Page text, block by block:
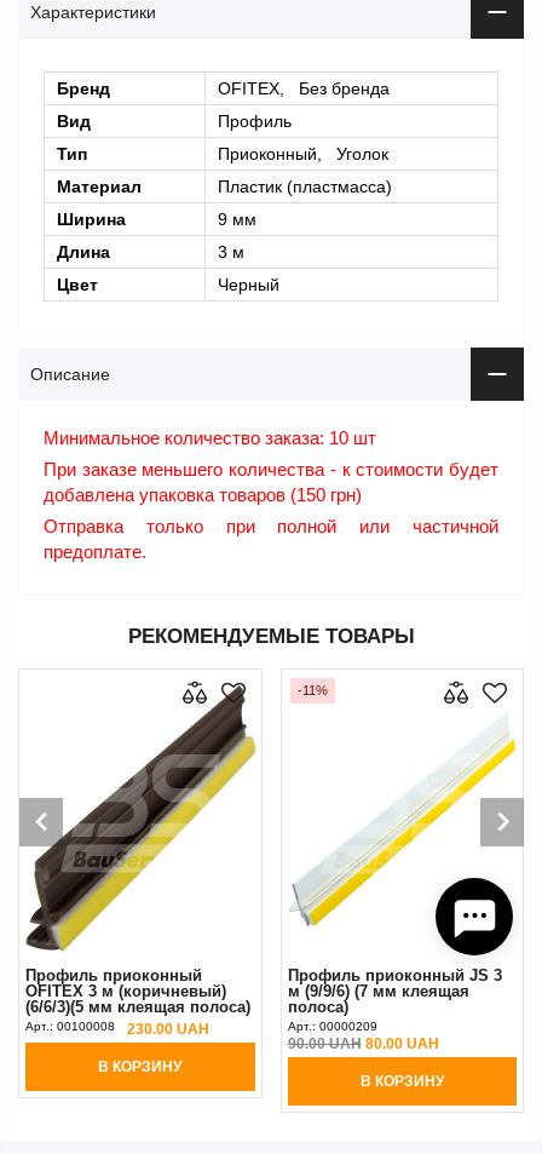
Характеристики
Бренд
OFITEX, Без бренда
Вид
Профиль
Тип
Приоконный, Уголок
Материал
Пластик (пластмасса)
Ширина
9 мм
Длина
3 м
Цвет
Черный
Описание
Минимальное количество заказа: 10 шт
При заказе меньшего количества - к стоимости будет
добавлена упаковка товаров (150 грн)
Отправка только при полной или частичной
предоплате.
РЕКОМЕНДУЕМЫЕ ТОВАРЫ
Профиль приоконный
OFITEX 3 м (коричневый)
(6/6/3)(5 мм клеящая полоса)
Арт.: 00100008 230.00 UAH
В КОРЗИНУ
-11%
Профиль приоконный JS 3
м (9/9/6) (7 мм клеящая
полоса)
Арт.: 00000209
90.00 UAH80.00 UAH
В КОРЗИНУ